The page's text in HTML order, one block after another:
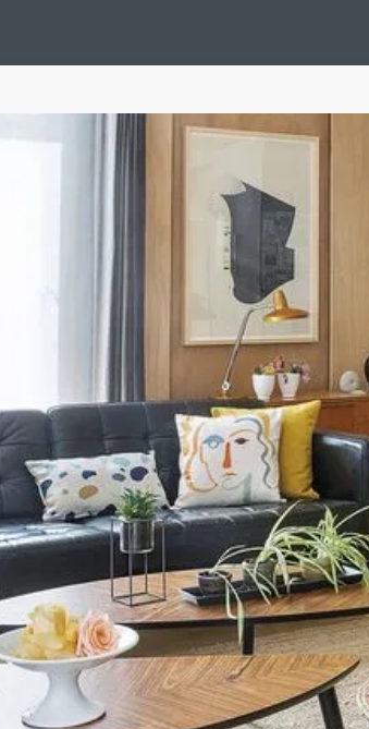
Design Suédois En Quelques
Interieurs Scandinaves La
Maison Container/container House Maison D'hôtes
Revue De Week End Tiny House